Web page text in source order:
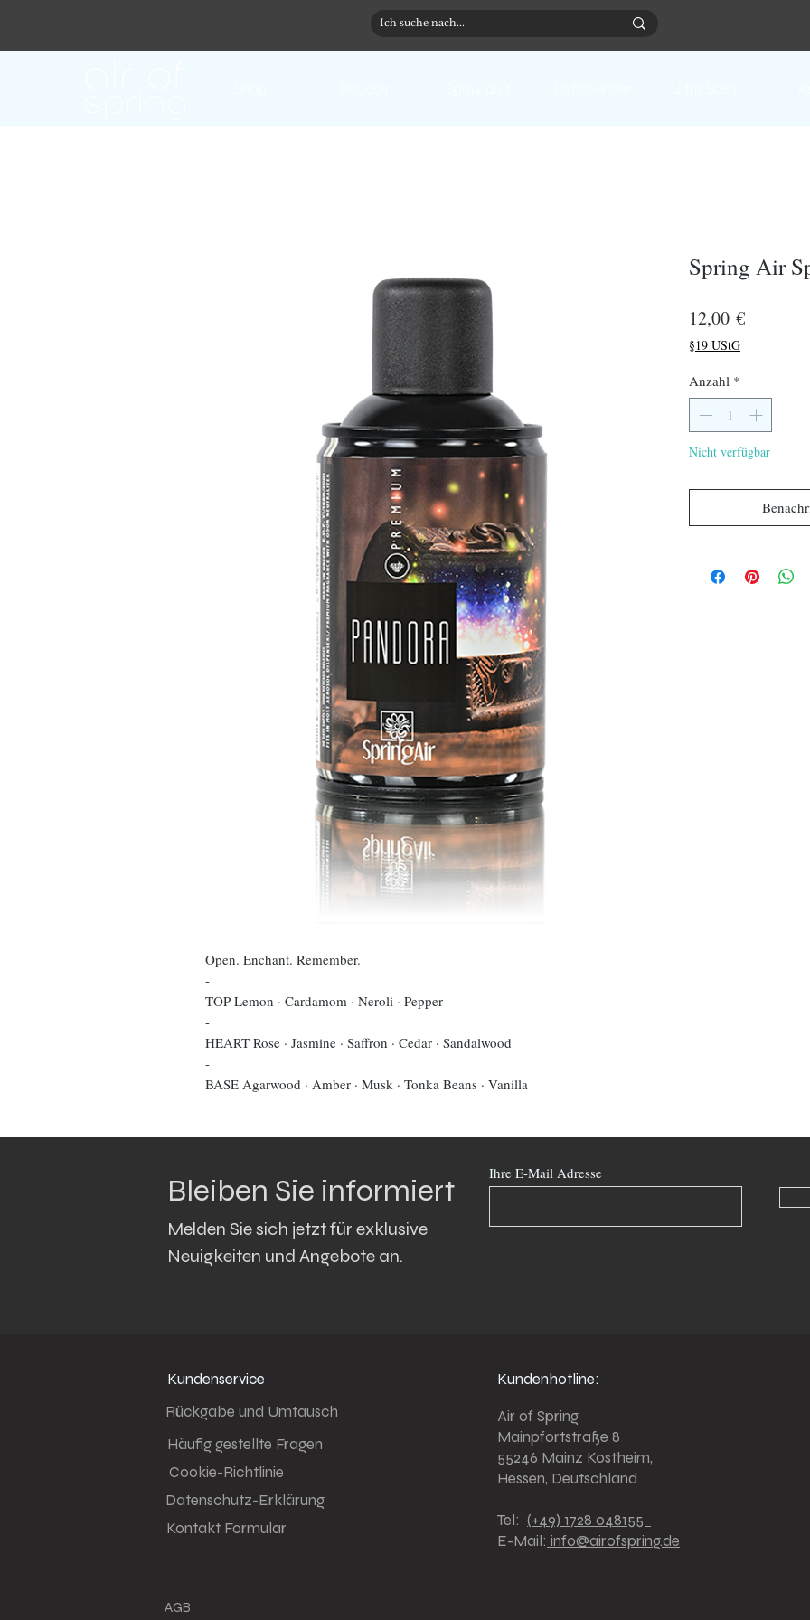
Open. Enchant. Remember.
-
TOP Lemon · Cardamom · Neroli · Pepper
-
HEART Rose · Jasmine · Saffron · Cedar · Sandalwood
-
BASE Agarwood · Amber · Musk · Tonka Beans · Vanilla
Spring Air
12,00 €Preis
§19 UStG
Anzahl *
Nicht verfügbar
Bleiben Sie informiert
Melden Sie sich jetzt für exklusive
Neuigkeiten und Angebote an.
Ihre E-Mail Adresse
Kundenservice
Rückgabe und Umtausch
Häufig gestellte Fragen
Cookie-Richtlinie
Datenschutz-Erklärung
Kontakt Formular
AGB
Kundenhotline:
Air of Spring
Mainpfortstraße 8
55246 Mainz Kostheim,
Hessen, Deutschland
Tel: (+49) 1728 048155
E-Mail: info@airofspring.de